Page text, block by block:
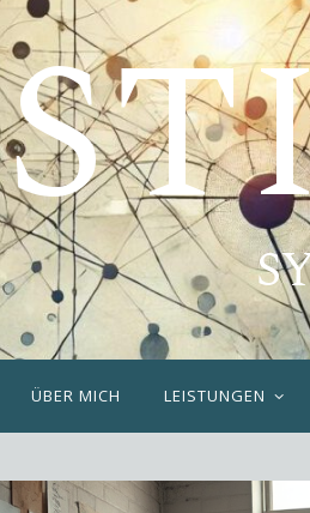
ÜBER MICH LEISTUNGEN